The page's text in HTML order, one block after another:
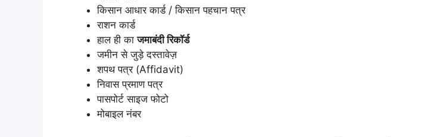
किसान आधार कार्ड / किसान पहचान पत्र
राशन कार्ड
हाल ही काजमाबंदी रिकॉर्ड
जमीन से जुड़े दस्तावेज़
शपथ पत्र (Affidavit)
निवास प्रमाण पत्र
पासपोर्ट साइज फोटो
मोबाइल नंबर